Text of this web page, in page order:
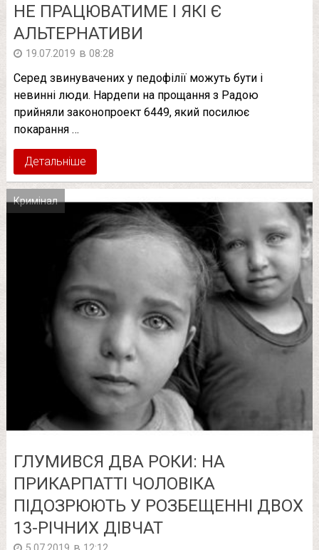
НЕ ПРАЦЮВАТИМЕ І ЯКІ Є
АЛЬТЕРНАТИВИ
19.07.2019 в 08:28
Серед звинувачених у педофілії можуть бути і
невинні люди. Нардепи на прощання з Радою
прийняли законопроект 6449, який посилює
покарання …
Детальніше
Кримінал
ГЛУМИВСЯ ДВА РОКИ: НА
ПРИКАРПАТТІ ЧОЛОВІКА
ПІДОЗРЮЮТЬ У РОЗБЕЩЕННІ ДВОХ
13-РІЧНИХ ДІВЧАТ
в